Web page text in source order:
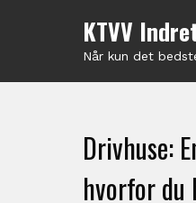
KTVV
Når kun det
Drivhuse:
hvorfor du